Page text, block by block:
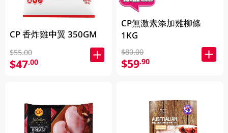
CP 香炸雞中翼 350GM
$55.00
$47.00
CP無激素添加雞柳條
1KG
$80.00
$59.90